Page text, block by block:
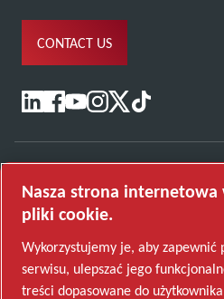
CONTACT US
Nasza strona internetowa
pliki cookie.
Wykorzystujemy je, aby zapewnić
serwisu, ulepszać jego
treści dopasowane do